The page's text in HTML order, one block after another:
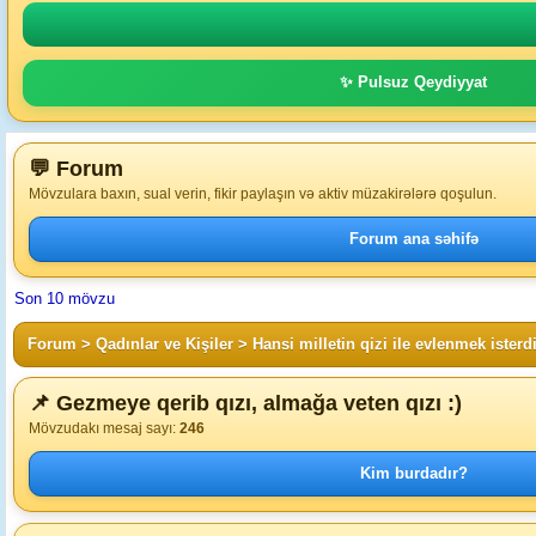
✨ Pulsuz Qeydiyyat
💬 Forum
Mövzulara baxın, sual verin, fikir paylaşın və aktiv müzakirələrə qoşulun.
Forum ana səhifə
Son 10 mövzu
Forum > Qadınlar ve Kişiler > Hansi milletin qizi ile evlenmek
📌 Gezmeye qerib qızı, almağa veten qızı :)
Mövzudakı mesaj sayı: 246
Kim burdadır?